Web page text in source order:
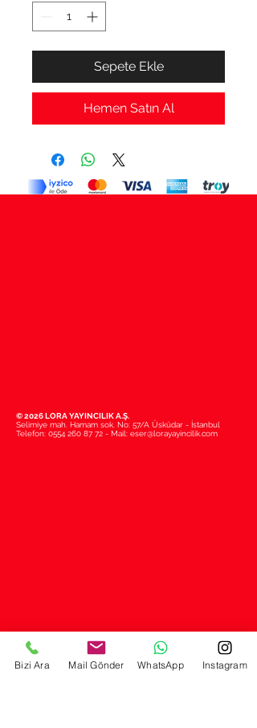
Sepete Ekle
Hemen Satın Al
© 2026 LORA YAYINCILIK A.Ş.
Selimiye mah. Hamam sok. No: 57/A Üsküdar - İstanbul
Telefon: 0554 260 87 72 - Mail: eser@lorayayincilik.com
Bizi Ara Mail Gönder WhatsApp Instagram